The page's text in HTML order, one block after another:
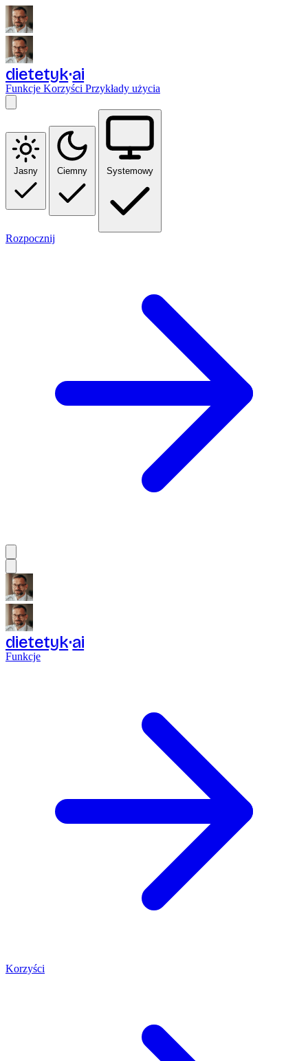
dietetyk ai
Funkcje Korzyści Przykłady użycia
Jasny Ciemny Systemowy
Rozpocznij
dietetyk ai
Funkcje
Korzyści